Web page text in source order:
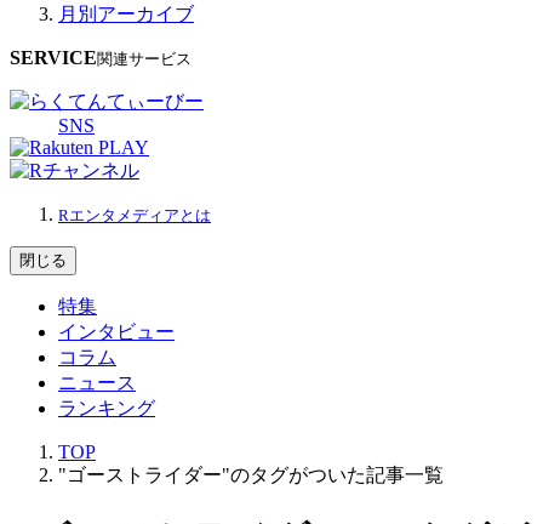
月別アーカイブ
SERVICE関連サービス
SNS
Rエンタメディアとは
閉じる
特集
インタビュー
コラム
ニュース
ランキング
TOP
"ゴーストライダー"のタグがついた記事一覧